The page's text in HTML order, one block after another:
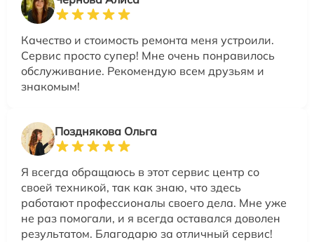
Качество и стоимость ремонта меня устроили.
Сервис просто супер! Мне очень понравилось
обслуживание. Рекомендую всем друзьям и
знакомым!
Позднякова Ольга
Я всегда обращаюсь в этот сервис центр со
своей техникой, так как знаю, что здесь
работают профессионалы своего дела. Мне уже
не раз помогали, и я всегда оставался доволен
результатом. Благодарю за отличный сервис!